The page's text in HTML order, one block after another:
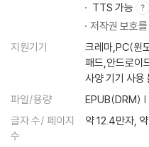
TTS 가능
저작권 보호
지원기기
크레마,PC(윈
패드,안드로이
사양 기기 사
파일/용량
EPUB(DRM)
글자 수/ 페이지
수
약 12.4만자,